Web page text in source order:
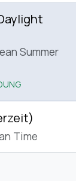
Summer
Time